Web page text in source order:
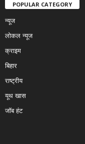
POPULAR CATEGORY
न्यूज
लोकल न्यूज
क्राइम
बिहार
राष्ट्रीय
यूथ खास
जॉब हंट